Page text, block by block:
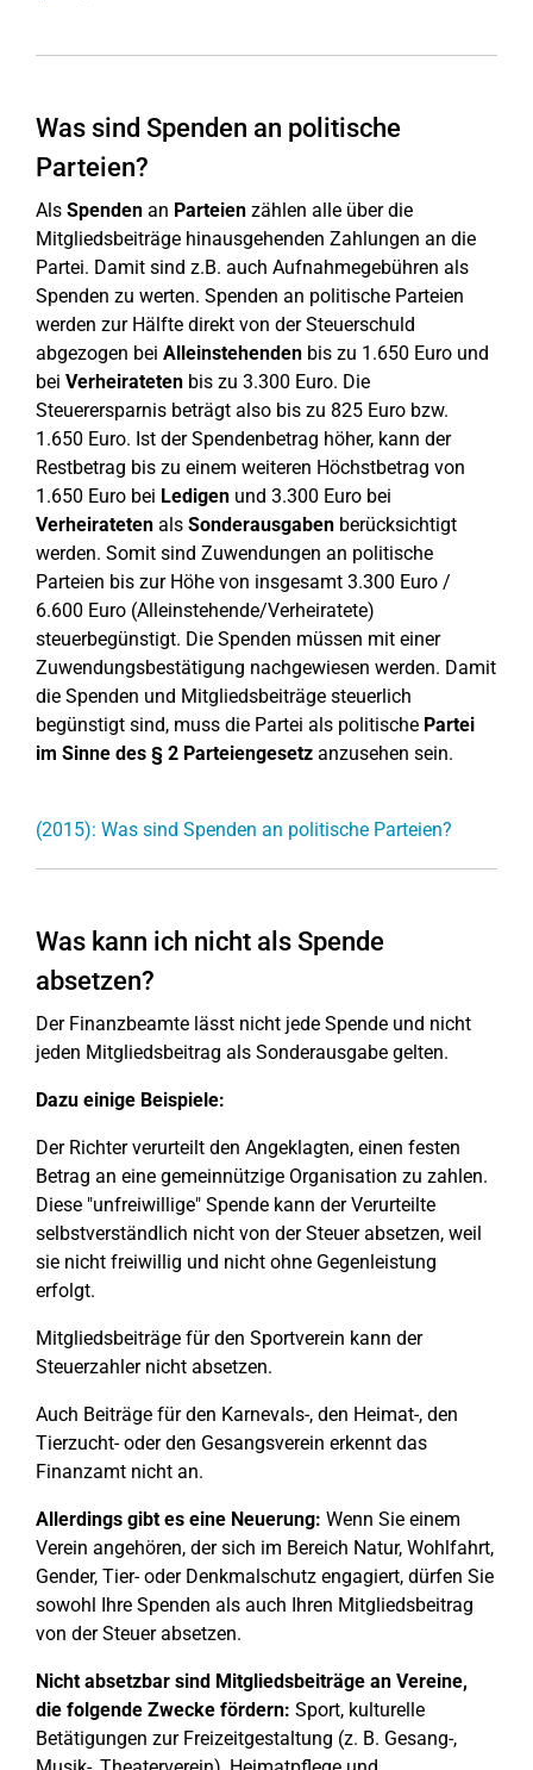
Was sind Spenden an politische
Parteien?
Als Spenden an Parteien zählen alle über die
Mitgliedsbeiträge hinausgehenden Zahlungen an die
Partei. Damit sind z.B. auch Aufnahmegebühren als
Spenden zu werten. Spenden an politische Parteien
werden zur Hälfte direkt von der Steuerschuld
abgezogen bei Alleinstehenden bis zu 1.650 Euro und
bei Verheirateten bis zu 3.300 Euro. Die
Steuerersparnis beträgt also bis zu 825 Euro bzw.
1.650 Euro. Ist der Spendenbetrag höher, kann der
Restbetrag bis zu einem weiteren Höchstbetrag von
1.650 Euro bei Ledigen und 3.300 Euro bei
Verheirateten als Sonderausgaben berücksichtigt
werden. Somit sind Zuwendungen an politische
Parteien bis zur Höhe von insgesamt 3.300 Euro /
6.600 Euro (Alleinstehende/Verheiratete)
steuerbegünstigt. Die Spenden müssen mit einer
Zuwendungsbestätigung nachgewiesen werden. Damit
die Spenden und Mitgliedsbeiträge steuerlich
begünstigt sind, muss die Partei als politische Partei
im Sinne des § 2 Parteiengesetz anzusehen sein.
(2015): Was sind Spenden an politische Parteien?
Was kann ich nicht als Spende
absetzen?
Der Finanzbeamte lässt nicht jede Spende und nicht
jeden Mitgliedsbeitrag als Sonderausgabe gelten.
Dazu einige Beispiele:
Der Richter verurteilt den Angeklagten, einen festen
Betrag an eine gemeinnützige Organisation zu zahlen.
Diese "unfreiwillige" Spende kann der Verurteilte
selbstverständlich nicht von der Steuer absetzen, weil
sie nicht freiwillig und nicht ohne Gegenleistung
erfolgt.
Mitgliedsbeiträge für den Sportverein kann der
Steuerzahler nicht absetzen.
Auch Beiträge für den Karnevals-, den Heimat-, den
Tierzucht- oder den Gesangsverein erkennt das
Finanzamt nicht an.
Allerdings gibt es eine Neuerung: Wenn Sie einem
Verein angehören, der sich im Bereich Natur, Wohlfahrt,
Gender, Tier- oder Denkmalschutz engagiert, dürfen Sie
sowohl Ihre Spenden als auch Ihren Mitgliedsbeitrag
von der Steuer absetzen.
Nicht absetzbar sind Mitgliedsbeiträge an Vereine,
die folgende Zwecke fördern: Sport, kulturelle
Betätigungen zur Freizeitgestaltung (z. B. Gesang-,